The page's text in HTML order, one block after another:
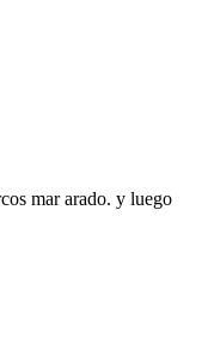
mar arado. y luego